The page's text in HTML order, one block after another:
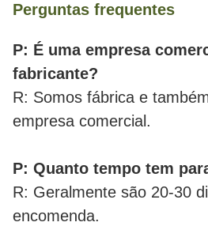
Perguntas frequentes
P: É uma empresa
fabricante?
R: Somos fábrica e
empresa comercial.
P: Quanto tempo tem
R: Geralmente são 20-30
encomenda.